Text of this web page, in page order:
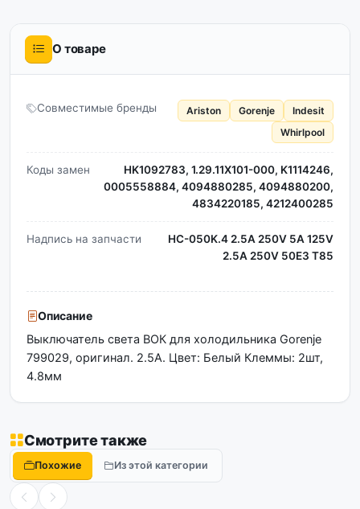
О товаре
Совместимые бренды Ariston Gorenje
Indesit
Whirlpool
Коды замен
HK1092783, 1.29.11X101-000, K1114246,
0005558884, 4094880285, 4094880200,
4834220185, 4212400285
Надпись на запчасти
HC-050K.4 2.5A 250V 5A 125V
2.5A 250V 50E3 T85
Описание
Выключатель света ВОК для холодильника Gorenje
799029, оригинал. 2.5A. Цвет: Белый Клеммы: 2шт,
4.8мм
Смотрите также
Похожие Из этой категории